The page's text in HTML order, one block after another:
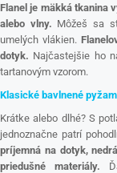
Flanel je mäkká tkanina
alebo vlny. Môžeš sa
umelých vlákien.
dotyk. Najčastejšie ho
tartanovým vzorom.
Klasické bavlnené
Krátke alebo dlhé? S
jednoznačne patrí
príjemná na dotyk,
priedušné materiály.